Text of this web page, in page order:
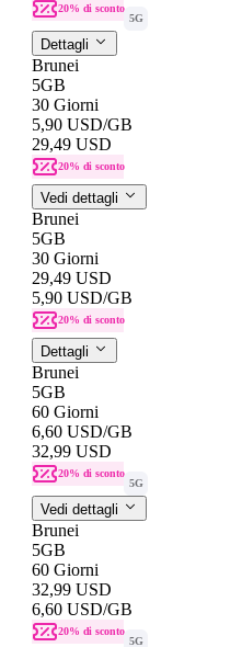
20% di sconto
5G
Dettagli
Brunei
5GB
30 Giorni
5,90 USD/GB
29,49 USD
20% di sconto
Vedi dettagli
Brunei
5GB
30 Giorni
29,49 USD
5,90 USD/GB
20% di sconto
Dettagli
Brunei
5GB
60 Giorni
6,60 USD/GB
32,99 USD
20% di sconto
5G
Vedi dettagli
Brunei
5GB
60 Giorni
32,99 USD
6,60 USD/GB
20% di sconto
5G